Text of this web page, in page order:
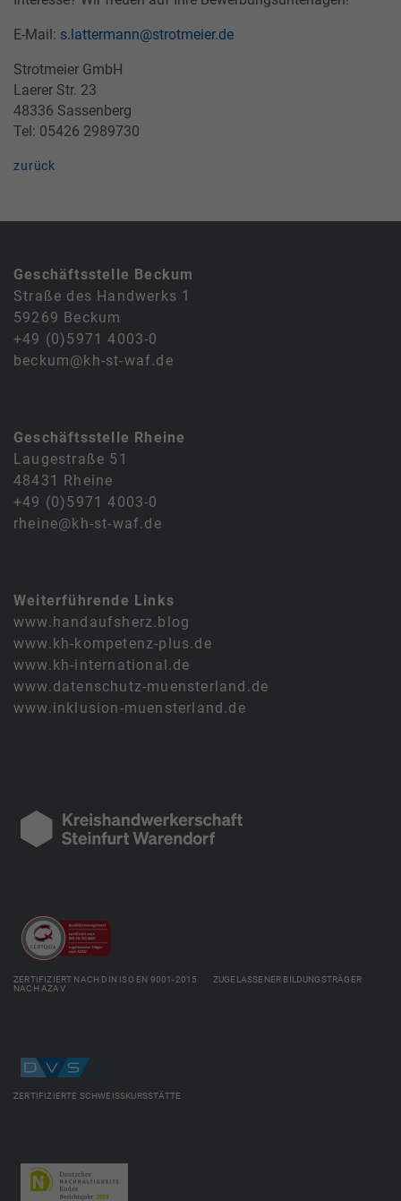
E-Mail: s.lattermann@strotmeier.de
Strotmeier GmbH
Laerer Str. 23
48336 Sassenberg
Tel: 05426 2989730
zurück
Geschäftsstelle Beckum
Straße des Handwerks 1
59269 Beckum
+49 (0)5971 4003-0
beckum@kh-st-waf.de
Geschäftsstelle Rheine
Laugestraße 51
48431 Rheine
+49 (0)5971 4003-0
rheine@kh-st-waf.de
Weiterführende Links
www.handaufsherz.blog
www.kh-kompetenz-plus.de
www.kh-international.de
www.datenschutz-muensterland.de
www.inklusion-muensterland.de
ZERTIFIZIERT NACH DIN ISO EN 9001-2015 ZUGELASSENER BILDUNGSTRÄGER
NACH AZAV
ZERTIFIZIERTE SCHWEISSKURSSTÄTTE